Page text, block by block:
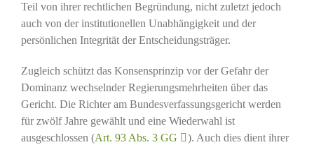
Teil von ihrer rechtlichen Begründung, nicht zuletzt jedoch
auch von der institutionellen Unabhängigkeit und der
persönlichen Integrität der Entscheidungsträger.
Zugleich schützt das Konsensprinzip vor der Gefahr der
Dominanz wechselnder Regierungsmehrheiten über das
Gericht. Die Richter am Bundesverfassungsgericht werden
für zwölf Jahre gewählt und eine Wiederwahl ist
ausgeschlossen (Art. 93 Abs. 3 GG
). Auch dies dient ihrer